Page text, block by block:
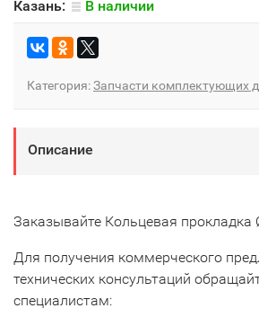
Казань:
В наличии
Категория:Запчасти комплектующих
Описание
Заказывайте Кольцевая
Для получения коммерческого
технических консультаций
специалистам: